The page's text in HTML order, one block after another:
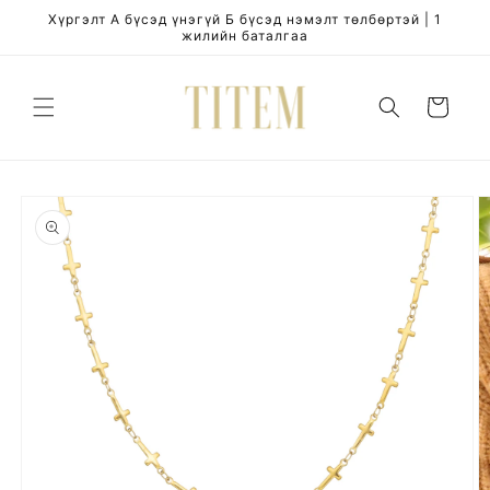
Skip to
content
Хүргэлт А бүсэд үнэгүй Б бүсэд нэмэлт төлбөртэй | 1
жилийн баталгаа
Cart
Skip to
product
information